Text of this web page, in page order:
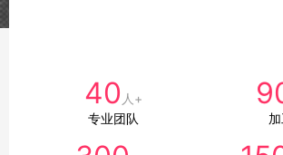
40 人+
专业团队